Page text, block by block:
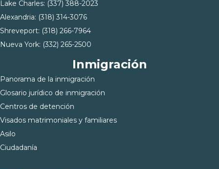
Lake Charles: (337) 388-2023
Alexandria: (318) 314-3076
Shreveport: (318) 266-7964
Nueva York: (332) 265-2500
Inmigración
Panorama de la inmigración
Glosario jurídico de inmigración
Centros de detención
Visados matrimoniales y familiares
Asilo
Ciudadanía